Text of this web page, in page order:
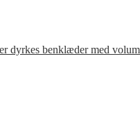
dyrkes benklæder med